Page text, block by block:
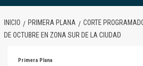
INICIO PRIMERA PLANA
CORTE
DE OCTUBRE EN ZONA SUR DE LA CIUDAD
Primera Plana